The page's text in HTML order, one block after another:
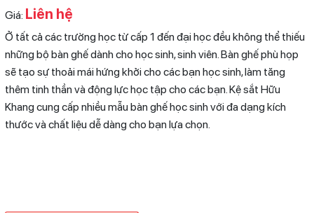
Giá: Liên hệ
Ở tất cả các trường học từ cấp 1 đến đại học đều không thể thiếu
những bộ bàn ghế dành cho học sinh, sinh viên. Bàn ghế phù họp
sẽ tạo sự thoải mái hứng khởi cho các bạn học sinh, làm tăng
thêm tinh thần và động lực học tập cho các bạn. Kệ sắt Hữu
Khang cung cấp nhiều mẫu bàn ghế học sinh với đa dạng kích
thước và chất liệu dễ dàng cho bạn lựa chọn.